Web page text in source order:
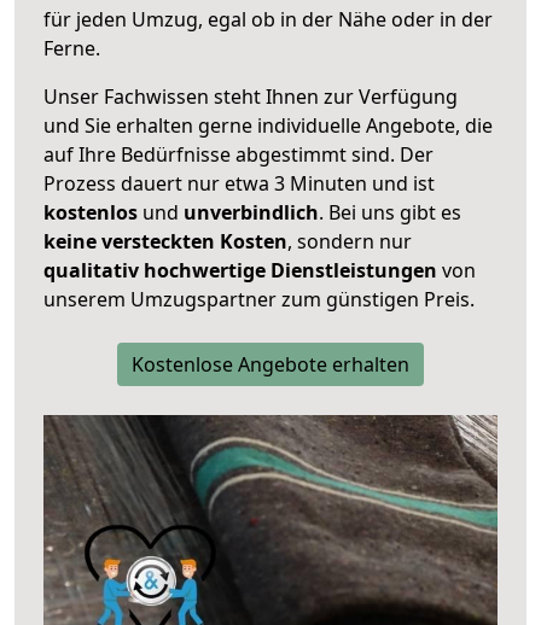
für jeden Umzug, egal ob in der Nähe oder in der
Ferne.
Unser Fachwissen steht Ihnen zur Verfügung
und Sie erhalten gerne individuelle Angebote, die
auf Ihre Bedürfnisse abgestimmt sind. Der
Prozess dauert nur etwa 3 Minuten und ist
kostenlos und unverbindlich. Bei uns gibt es
keine versteckten Kosten, sondern nur
qualitativ hochwertige Dienstleistungen von
unserem Umzugspartner zum günstigen Preis.
Kostenlose Angebote erhalten